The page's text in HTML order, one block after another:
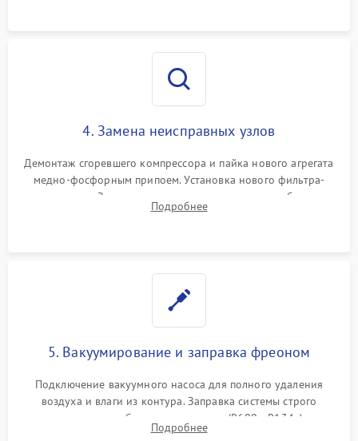
4. Замена неисправных узлов
Демонтаж сгоревшего компрессора и пайка нового агрегата
медно-фосфорным припоем. Установка нового фильтра-
осушителя. Замена изношенных вентиляторов обдува,
сломанных заслонок или поврежденных дверных петель.
Подробнее
5. Вакуумирование и заправка фреоном
Подключение вакуумного насоса для полного удаления
воздуха и влаги из контура. Заправка системы строго
дозированным объемом хладагента (R600a, R134a) по
электронным весам. Контроль рабочего давления в системе.
Подробнее